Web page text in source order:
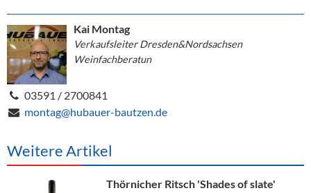
Kai Montag
Verkaufsleiter Dresden&Nordsachsen
Weinfachberatun
03591 / 2700841
montag@hubauer-bautzen.de
Weitere Artikel
Thörnicher Ritsch 'Shades of slate'